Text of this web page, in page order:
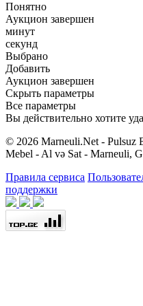
Понятно
Аукцион завершен
минут
секунд
Выбрано
Добавить
Аукцион завершен
Скрыть параметры
Все параметры
Вы действительно хотите
© 2026 Marneuli.Net - Pulsuz
Mebel - Al və Sat - Marneuli,
Правила сервиса
поддержки